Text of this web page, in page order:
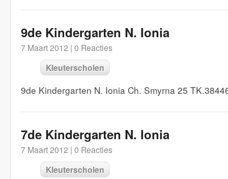
9de Kindergarten N. Ionia
7 Maart 2012 | 0 Reacties
Kleuterscholen
9de Kindergarten N. Ionia Ch. Smyrna 25
7de Kindergarten N. Ionia
7 Maart 2012 | 0 Reacties
Kleuterscholen